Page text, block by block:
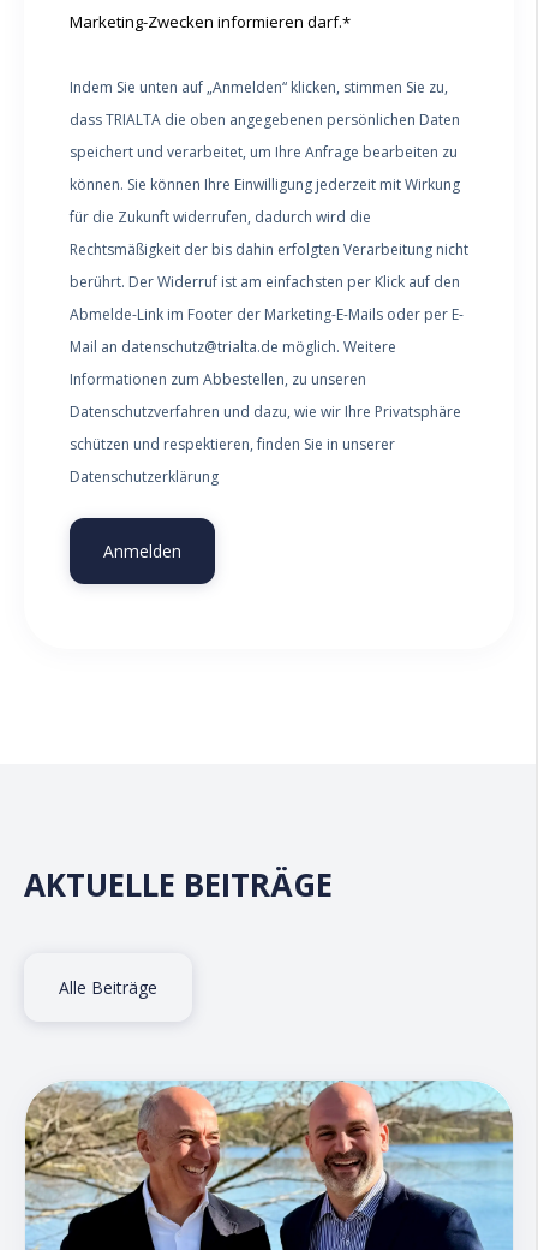
Marketing-Zwecken informieren darf.*
Indem Sie unten auf „Anmelden“ klicken, stimmen Sie zu,
dass TRIALTA die oben angegebenen persönlichen Daten
speichert und verarbeitet, um Ihre Anfrage bearbeiten zu
können. Sie können Ihre Einwilligung jederzeit mit Wirkung
für die Zukunft widerrufen, dadurch wird die
Rechtsmäßigkeit der bis dahin erfolgten Verarbeitung nicht
berührt. Der Widerruf ist am einfachsten per Klick auf den
Abmelde-Link im Footer der Marketing-E-Mails oder per E-
Mail an datenschutz@trialta.de möglich. Weitere
Informationen zum Abbestellen, zu unseren
Datenschutzverfahren und dazu, wie wir Ihre Privatsphäre
schützen und respektieren, finden Sie in unserer
Datenschutzerklärung
AKTUELLE BEITRÄGE
Alle Beiträge